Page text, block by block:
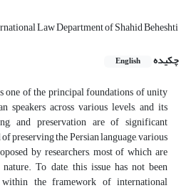
Law Department of Shahid Beheshti
چکیده
English
one of the principal foundations of unity
speakers across various levels, and its
and preservation are of significant
preserving the Persian language, various
by researchers, most of which are
To date, this issue has not been
within the framework of international